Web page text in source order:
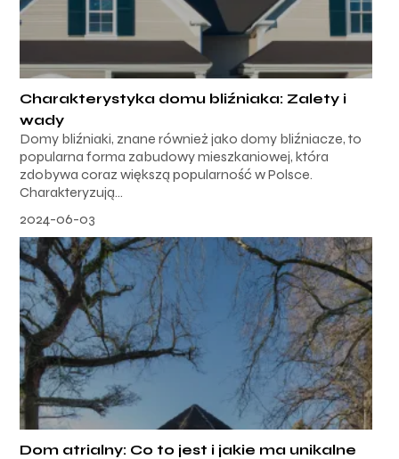
Charakterystyka domu bliźniaka: Zalety i
wady
Domy bliźniaki, znane również jako domy bliźniacze, to
popularna forma zabudowy mieszkaniowej, która
zdobywa coraz większą popularność w Polsce.
Charakteryzują...
2024-06-03
Dom atrialny: Co to jest i jakie ma unikalne